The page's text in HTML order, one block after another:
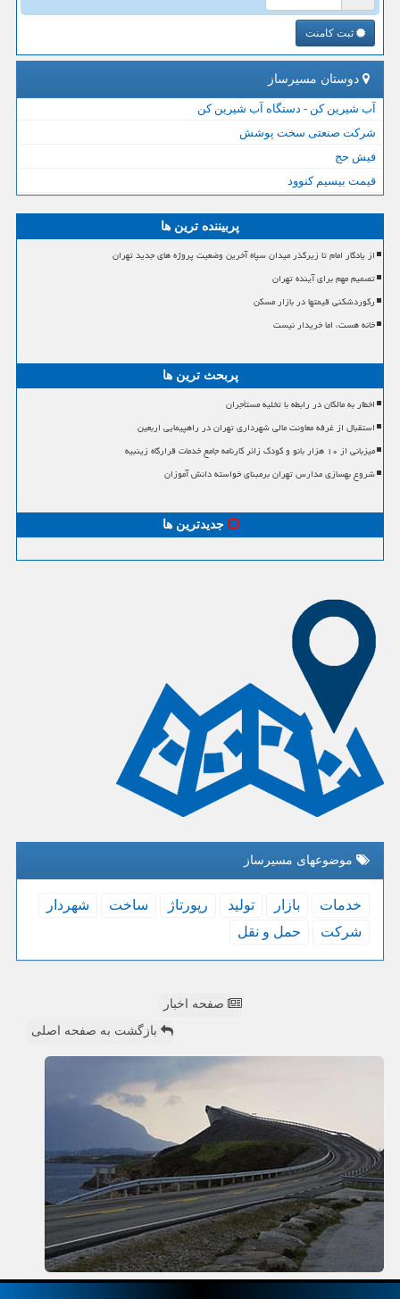
ثبت کامنت
دوستان مسیرساز
آب شیرین کن - دستگاه آب شیرین کن
شرکت صنعتی سخت پوشش
فیش حج
قیمت بیسیم کنوود
پربیننده ترین ها
از یادگار امام تا زیرگذر میدان سپاه آخرین وضعیت پروژه های جدید تهران
تصمیم مهم برای آینده تهران
رکوردشکنی قیمتها در بازار مسکن
خانه هست، اما خریدار نیست
پربحث ترین ها
اخطار به مالکان در رابطه با تخلیه مستأجران
استقبال از غرفه معاونت مالی شهرداری تهران در راهپیمایی اربعین
میزبانی از ۱۰ هزار بانو و کودک زائر کارنامه جامع خدمات قرارگاه زینبیه
شروع بهسازی مدارس تهران برمبنای خواسته دانش آموزان
جدیدترین ها
موضوعهای مسیرساز
خدمات بازار تولید رپورتاژ ساخت
شهردار
شركت
حمل و نقل
صفحه اخبار
بازگشت به صفحه اصلی